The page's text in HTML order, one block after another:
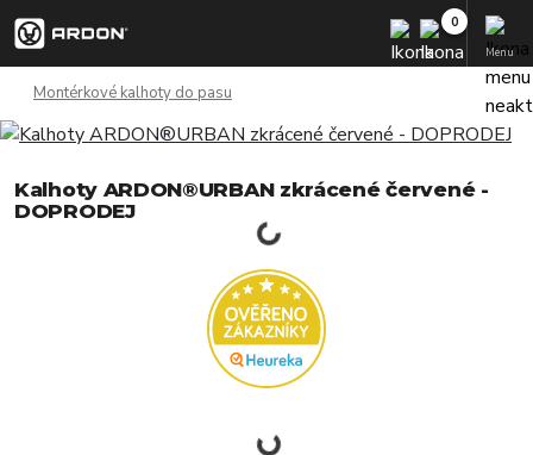
Menu
Montérkové kalhoty do pasu
Kalhoty ARDON®URBAN zkrácené červené -
DOPRODEJ